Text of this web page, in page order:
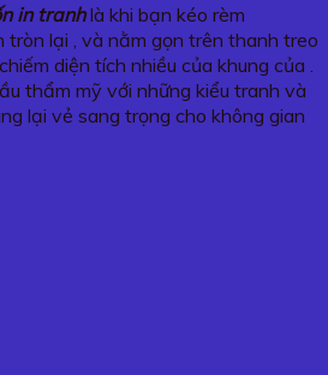
in tranhlà khi bạn kéo rèm
tròn lại , và nằm gọn trên thanh treo
diện tích nhiều của khung của .
thẩm mỹ với những kiểu tranh và
lại vẻ sang trọng cho không gian